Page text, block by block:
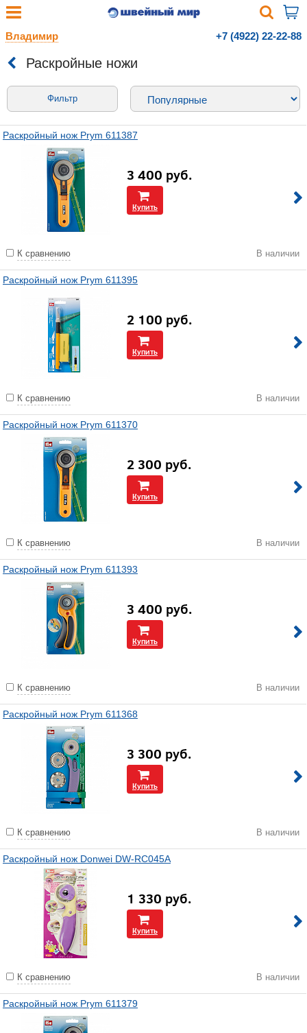
Владимир +7 (4922) 22-22-88
Раскройные ножи
Фильтр
Раскройный нож Prym 611387
3 400 руб.
Купить
К сравнению В наличии
Раскройный нож Prym 611395
2 100 руб.
Купить
К сравнению В наличии
Раскройный нож Prym 611370
2 300 руб.
Купить
К сравнению В наличии
Раскройный нож Prym 611393
3 400 руб.
Купить
К сравнению В наличии
Раскройный нож Prym 611368
3 300 руб.
Купить
К сравнению В наличии
Раскройный нож Donwei DW-RC045A
1 330 руб.
Купить
К сравнению В наличии
Раскройный нож Prym 611379